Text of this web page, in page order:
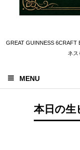
GREAT GUINNESS 6CRAFT
ネス
MENU
本日の生